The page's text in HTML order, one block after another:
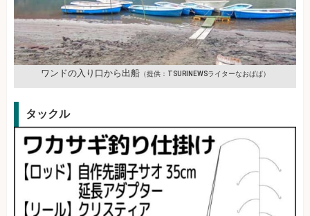
ワンドの入り口から出船（提供：TSURINEWSライターなおぱぱ）
タックル